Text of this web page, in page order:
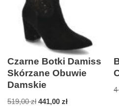
Czarne Botki Damiss
Skórzane Obuwie
Damskie
519,00zł 441,00 zł